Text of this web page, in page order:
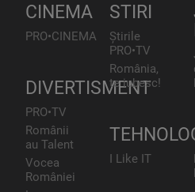
CINEMA
PRO•CINEMA
DIVERTISMENT
PRO•TV
Românii
au Talent
Vocea
României
STIRI
Știrile
PRO•TV
România,
te iubesc!
I Like IT